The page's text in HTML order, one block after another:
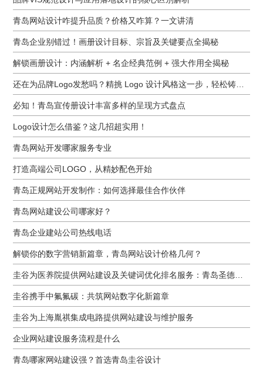
青岛网站设计咋提升品质？价格又咋算？一文讲清
青岛企业别错过！画册设计目标、宗旨及关键要点全揭秘
解锁画册设计：内涵解析 + 名企经典范例 + 强大作用全揭秘
必知！青岛宣传册设计丰富多样的呈现方式盘点
Logo设计怎么借鉴？这几招超实用！
青岛网站开发哪家服务专业
打造高端公司LOGO，从精妙配色开始
青岛正规网站开发制作：如何选择最佳合作伙伴
青岛网站建设公司哪家好？
青岛企业建站公司热线电话
解锁你的数字营销新篇章，青岛网站设计价格几何？
圭谷携手中氟氟碳：共筑网站数字化新篇章
圭谷为上海胤祺集成电路提供网站建设与维护服务
企业网站建设服务流程是什么
青岛哪家网站建设强？首选青岛圭谷设计